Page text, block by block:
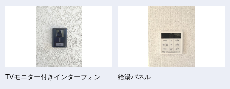
TVモニター付きインターフォン 給湯パネル